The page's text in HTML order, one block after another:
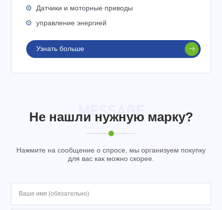
Датчики и моторные приводы
управление энергией
Узнать больше
MESSAGE
Не нашли нужную марку?
Нажмите на сообщение о спросе, мы организуем покупку
для вас как можно скорее.